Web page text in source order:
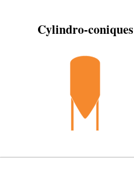
Cylindro-coniques